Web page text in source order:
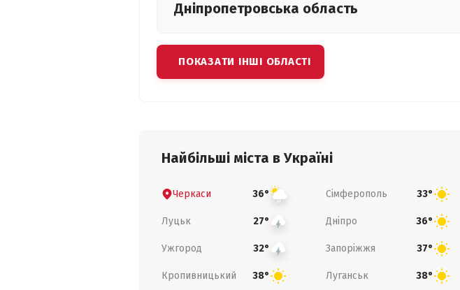
Дніпропетровська область
ПОКАЗАТИ ІНШІ ОБЛАСТІ
Найбільші міста в Україні
Черкаси 36° Сімферополь 33°
Луцьк 27° Дніпро 36°
Ужгород 32° Запоріжжя 37°
Кропивницький 38° Луганськ 38°